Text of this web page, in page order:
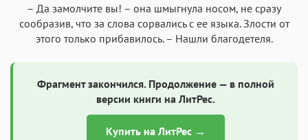
– Да замолчите вы! – она шмыгнула носом, не сразу
сообразив, что за слова сорвались с ее языка. Злости от
этого только прибавилось. – Нашли благодетеля.
Фрагмент закончился. Продолжение — в полной
версии книги на ЛитРес.
Купить на ЛитРес →